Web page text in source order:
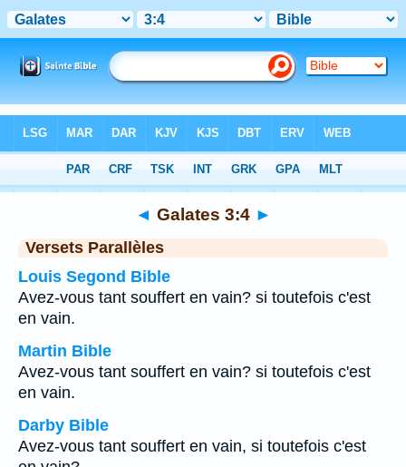
Chapitre 3> Verset 4
◄ Galates 3:4 ►
Versets Parallèles
Louis Segond Bible
Avez-vous tant souffert en vain? si toutefois c'est
en vain.
Martin Bible
Avez-vous tant souffert en vain? si toutefois c'est
en vain.
Darby Bible
Avez-vous tant souffert en vain, si toutefois c'est